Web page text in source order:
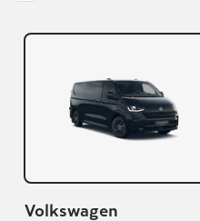
Volkswagen